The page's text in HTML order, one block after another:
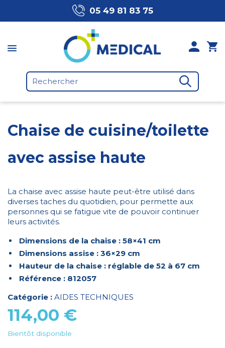
05 49 81 83 75
Chaise de cuisine/toilette
avec assise haute
La chaise avec assise haute peut-être utilisé dans
diverses taches du quotidien, pour permette aux
personnes qui se fatigue vite de pouvoir continuer
leurs activités.
Dimensions de la chaise : 58×41 cm
Dimensions assise : 36×29 cm
Hauteur de la chaise : réglable de 52 à 67 cm
Référence : 812057
Catégorie : AIDES TECHNIQUES
114,00 €
Bientôt disponible